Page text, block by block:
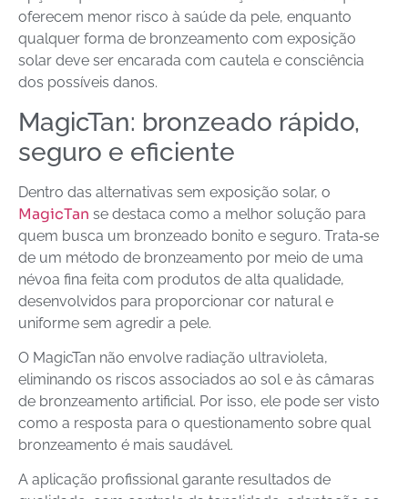
oferecem menor risco à saúde da pele, enquanto
qualquer forma de bronzeamento com exposição
solar deve ser encarada com cautela e consciência
dos possíveis danos.
MagicTan: bronzeado rápido,
seguro e eficiente
Dentro das alternativas sem exposição solar, o
MagicTan se destaca como a melhor solução para
quem busca um bronzeado bonito e seguro. Trata‑se
de um método de bronzeamento por meio de uma
névoa fina feita com produtos de alta qualidade,
desenvolvidos para proporcionar cor natural e
uniforme sem agredir a pele.
O MagicTan não envolve radiação ultravioleta,
eliminando os riscos associados ao sol e às câmaras
de bronzeamento artificial. Por isso, ele pode ser visto
como a resposta para o questionamento sobre qual
bronzeamento é mais saudável.
A aplicação profissional garante resultados de